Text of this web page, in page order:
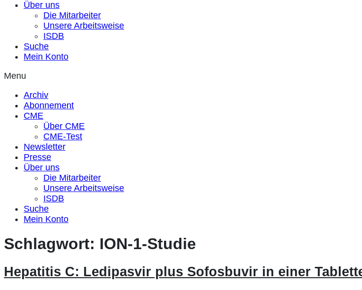
Über uns
Die Mitarbeiter
Unsere Arbeitsweise
ISDB
Suche
Mein Konto
Menu
Archiv
Abonnement
CME
Über CME
CME-Test
Newsletter
Presse
Über uns
Die Mitarbeiter
Unsere Arbeitsweise
ISDB
Suche
Mein Konto
Schlagwort: ION-1-Studie
Hepatitis C: Ledipasvir plus Sofosbuvir in einer